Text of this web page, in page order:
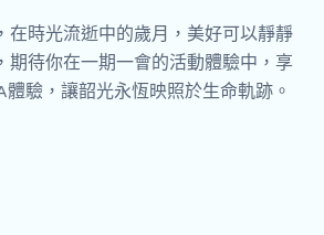
在時光流逝中的歲月，美好可以靜靜
期待你在一期一會的活動體驗中，享
體驗，讓韶光永恆映照於生命軌跡。